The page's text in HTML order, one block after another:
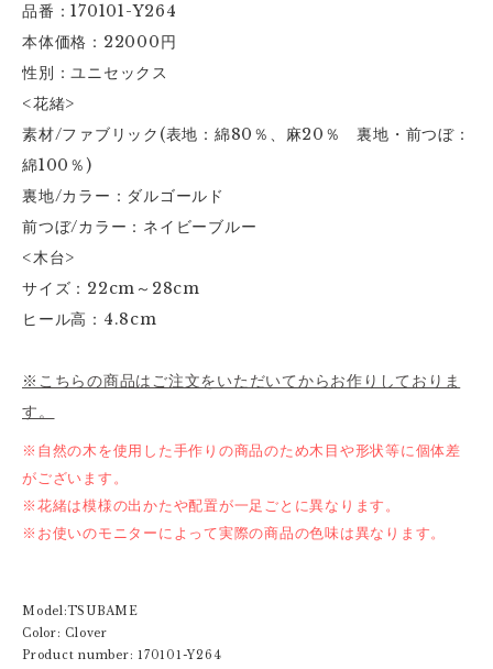
品番：170101-Y264
本体価格：22000円
性別：ユニセックス
<花緒>
素材/ファブリック(表地：綿80％、麻20％ 裏地・前つぼ：
綿100％)
裏地/カラー：ダルゴールド
前つぼ/カラー：ネイビーブルー
<木台>
サイズ：22cm～28cm
ヒール高：4.8cm
※こちらの商品はご注文をいただいてからお作りしておりま
す。
※自然の木を使用した手作りの商品のため木目や形状等に個体差
がございます。
※花緒は模様の出かたや配置が一足ごとに異なります。
※お使いのモニターによって実際の商品の色味は異なります。
Model:TSUBAME
Color: Clover
Product number: 170101-Y264